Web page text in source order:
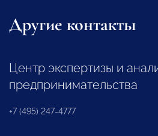
Другие контакты
Центр экспертизы и
предпринимательства
+7 (495) 247-4777